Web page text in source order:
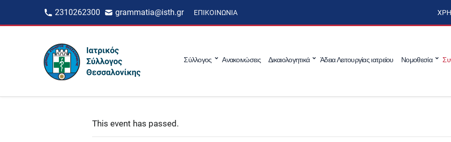
2310262300 grammatia@isth.gr ΕΠΙΚΟΙΝΩΝΊΑ
Σύλλογος Ανακοινώσεις Δικαιολογητικά Άδεια Λειτουργίας ιατρείου Νομοθεσία
This event has passed.